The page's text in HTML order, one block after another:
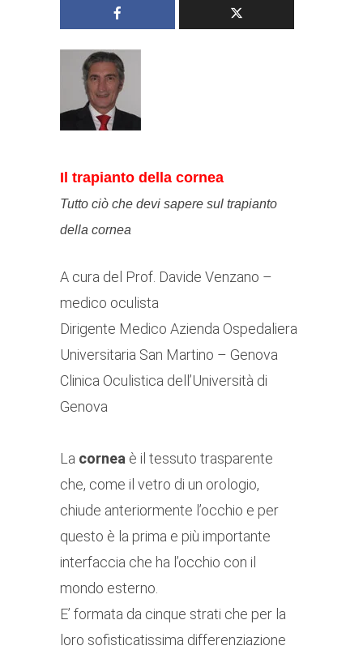
Il trapianto della cornea
Tutto ciò che devi sapere sul trapianto
della cornea
A cura del Prof. Davide Venzano –
medico oculista
Dirigente Medico Azienda Ospedaliera
Universitaria San Martino – Genova
Clinica Oculistica dell’Università di
Genova
La cornea è il tessuto trasparente
che, come il vetro di un orologio,
chiude anteriormente l’occhio e per
questo è la prima e più importante
interfaccia che ha l’occhio con il
mondo esterno.
E’ formata da cinque strati che per la
loro sofisticatissima differenziazione